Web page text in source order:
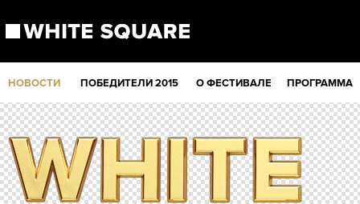
НОВОСТИ ПОБЕДИТЕЛИ 2015 О ФЕСТИВАЛЕ ПРОГРАММА